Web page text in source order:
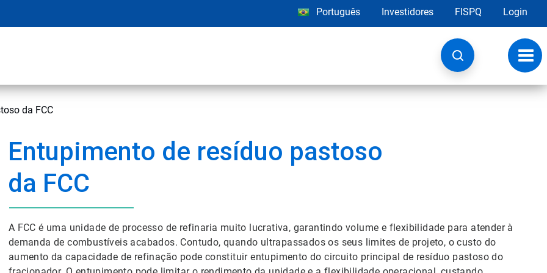
Português Investidores FISPQ Login
da FCC
Entupimento de resíduo pastoso
da FCC
A FCC é uma unidade de processo de refinaria muito lucrativa, garantindo volume e flexibilidade para atender à
demanda de combustíveis acabados. Contudo, quando ultrapassados os seus limites de projeto, o custo do
aumento da capacidade de refinação pode constituir entupimento do circuito principal de resíduo pastoso do